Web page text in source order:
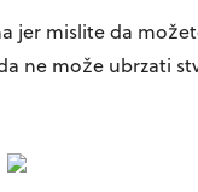
jer mislite da
ne može ubrzati